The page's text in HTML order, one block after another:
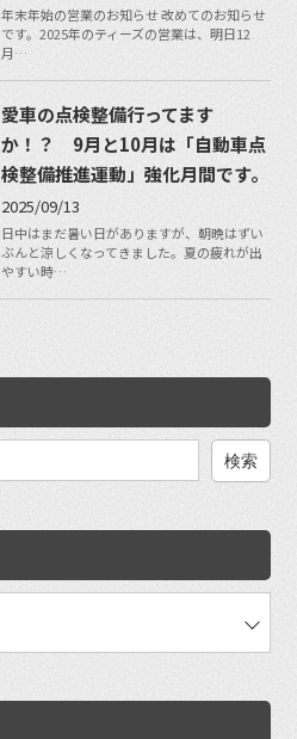
年末年始の営業のお知らせ 改めてのお知らせ
です。2025年のティーズの営業は、明日12
月…
愛車の点検整備行ってます
か！？ 9月と10月は「自動車点
検整備推進運動」強化月間です。
2025/09/13
日中はまだ暑い日がありますが、朝晩はずい
ぶんと涼しくなってきました。夏の疲れが出
やすい時…